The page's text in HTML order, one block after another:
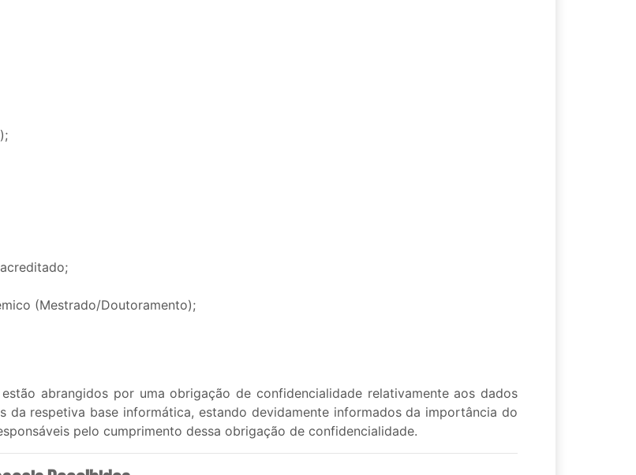
(Mestrado/Doutoramento);
abrangidos por uma obrigação de confidencialidade relativamente aos dados
da respetiva base informática, estando devidamente informados da importância do
pelo cumprimento dessa obrigação de confidencialidade.